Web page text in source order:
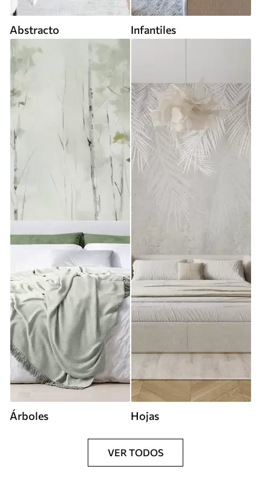
Abstracto Infantiles
Árboles Hojas
VER TODOS